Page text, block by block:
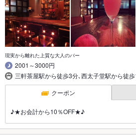
現実から離れた上質な大人のバー
2001～3000円
三軒茶屋駅から徒歩3分､西太子堂駅から徒
クーポン
♪★お会計から10％OFF★♪